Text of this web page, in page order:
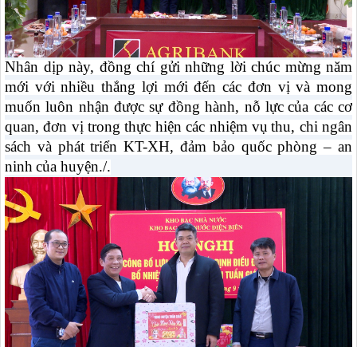
Nhân dịp này, đồng chí gửi những lời chúc mừng năm
mới với nhiều thắng lợi mới đến các đơn vị và mong
muốn luôn nhận được sự đồng hành, nỗ lực của cáccơ
quan,đơn vị trong thực hiện các nhiệm vụ thu, chi ngân
sách và phát triển KT-XH, đảm bảo quốc phòng – an
ninh của huyện./.